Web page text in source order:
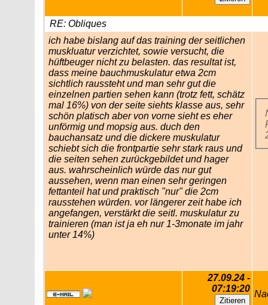
RE: Obliques
ich habe bislang auf das training der seitlichen
muskluatur verzichtet, sowie versucht, die
hüftbeuger nicht zu belasten. das resultat ist,
dass meine bauchmuskulatur etwa 2cm
sichtlich raussteht und man sehr gut die
einzelnen partien sehen kann (trotz fett, schätz
mal 16%) von der seite siehts klasse aus, sehr
schön platisch aber von vorne sieht es eher
unförmig und mopsig aus. duch den
bauchansatz und die dickere muskulatur
schiebt sich die frontpartie sehr stark raus und
die seiten sehen zurückgebildet und hager
aus. wahrscheinlich würde das nur gut
aussehen, wenn man einen sehr geringen
fettanteil hat und praktisch "nur" die 2cm
rausstehen würden. vor längerer zeit habe ich
angefangen, verstärkt die seitl. muskulatur zu
trainieren (man ist ja eh nur 1-3monate im jahr
unter 14%)
27.09.24 -
07:19:20